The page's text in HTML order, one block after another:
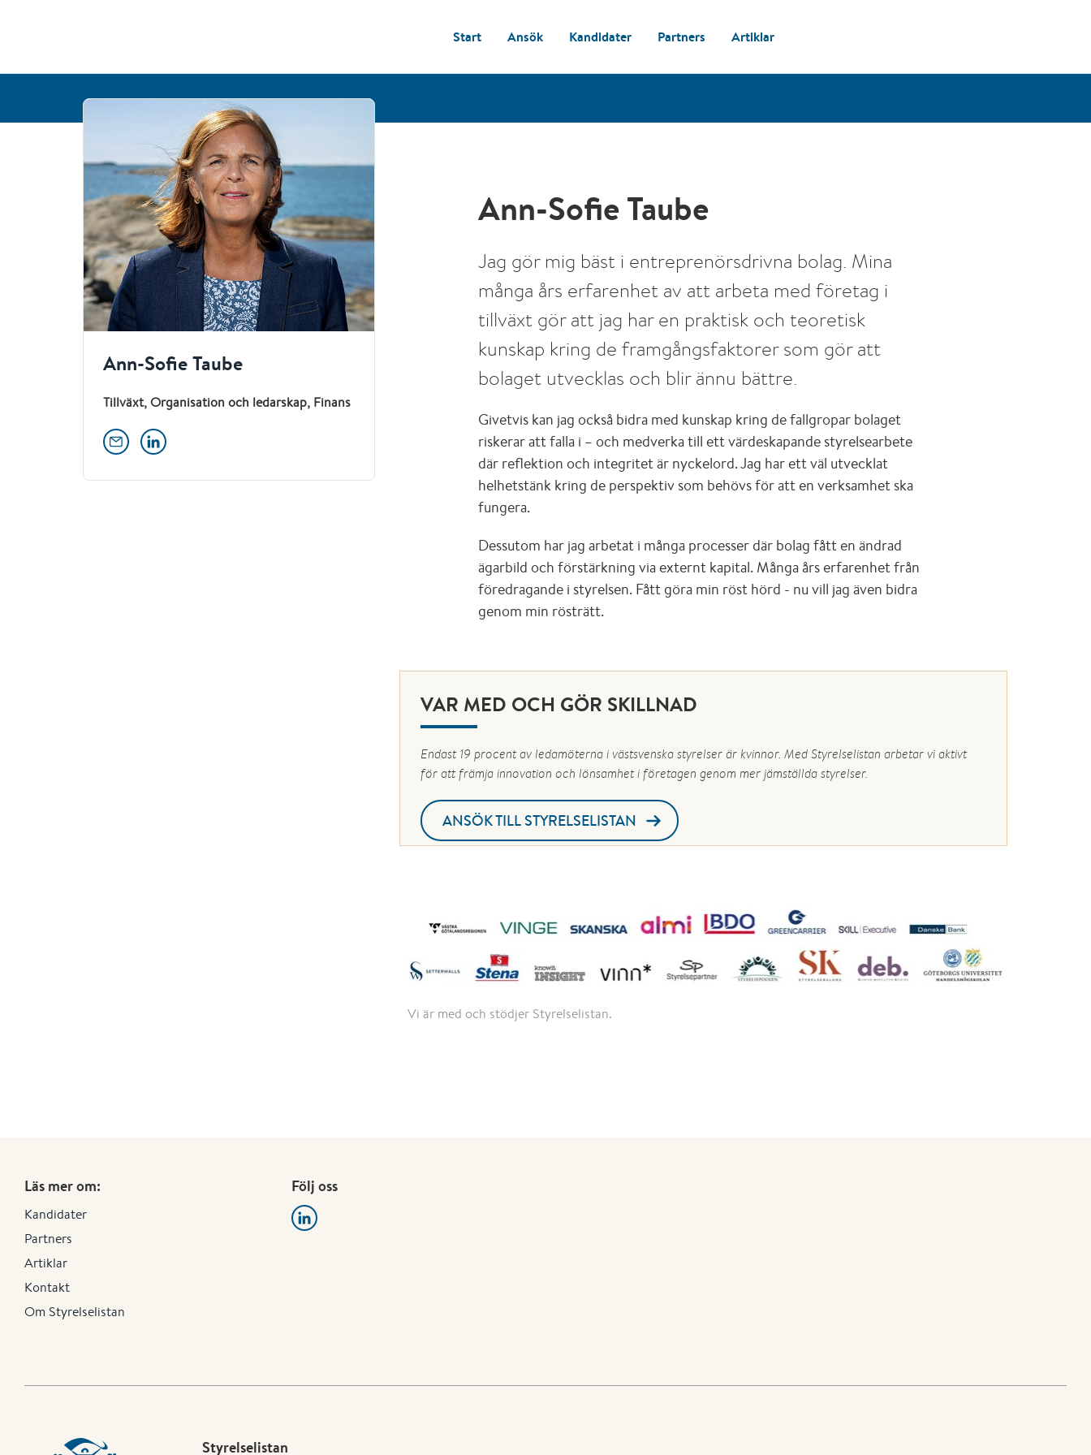
Start Ansök Kandidater Partners Artiklar
Ann-Sofie Taube
Tillväxt, Organisation och ledarskap, Finans
Ann-Sofie Taube
Jag gör mig bäst i entreprenörsdrivna bolag. Mina
många års erfarenhet av att arbeta med företag i
tillväxt gör att jag har en praktisk och teoretisk
kunskap kring de framgångsfaktorer som gör att
bolaget utvecklas och blir ännu bättre.
Givetvis kan jag också bidra med kunskap kring de fallgropar bolaget
riskerar att falla i – och medverka till ett värdeskapande styrelsearbete
där reflektion och integritet är nyckelord. Jag har ett väl utvecklat
helhetstänk kring de perspektiv som behövs för att en verksamhet ska
fungera.
Dessutom har jag arbetat i många processer där bolag fått en ändrad
ägarbild och förstärkning via externt kapital. Många års erfarenhet från
föredragande i styrelsen. Fått göra min röst hörd - nu vill jag även bidra
genom min rösträtt.
VAR MED OCH GÖR SKILLNAD
Endast 19 procent av ledamöterna i västsvenska styrelser är kvinnor. Med Styrelselistan arbetar vi aktivt
för att främja innovation och lönsamhet i företagen genom mer jämställda styrelser.
ANSÖK TILL STYRELSELISTAN
Vi är med och stödjer Styrelselistan.
Läs mer om:
Kandidater
Partners
Artiklar
Kontakt
Om Styrelselistan
Följ oss
Styrelselistan